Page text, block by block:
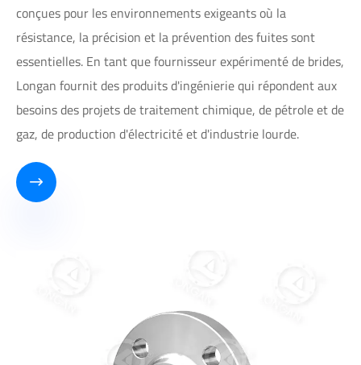
conçues pour les environnements exigeants où la
résistance, la précision et la prévention des fuites sont
essentielles. En tant que fournisseur expérimenté de brides,
Longan fournit des produits d'ingénierie qui répondent aux
besoins des projets de traitement chimique, de pétrole et de
gaz, de production d'électricité et d'industrie lourde.
